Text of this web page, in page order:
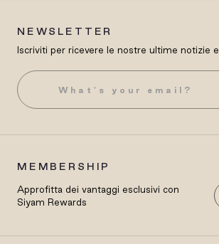
NEWSLETTER
Iscriviti per ricevere le nostre ultime notizie
MEMBERSHIP
Approfitta dei vantaggi esclusivi con
Siyam Rewards